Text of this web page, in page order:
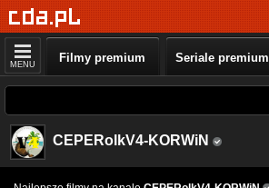
MENU Filmy premium Seriale premium
CEPERolkV4-KORWiN